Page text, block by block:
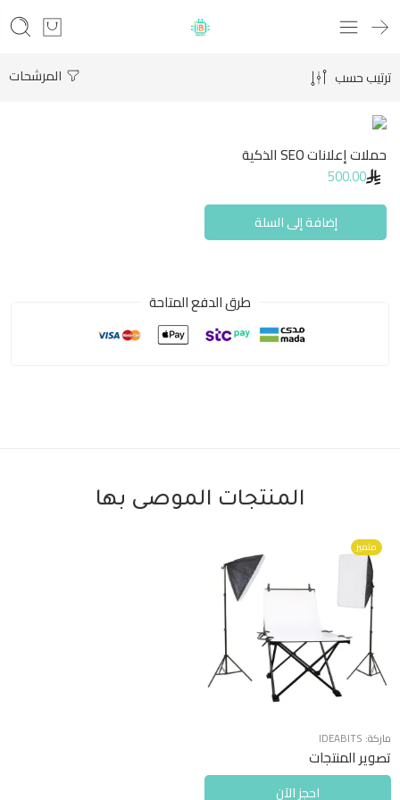
المرشحات ترتيب حسب
حملات إعلانات SEO الذكية
500.00
إضافة إلى السلة
طرق الدفع المتاحة
المنتجات الموصى بها
متميز
ماركة: IDEABITS
تصوير المنتجات
احجز الآن